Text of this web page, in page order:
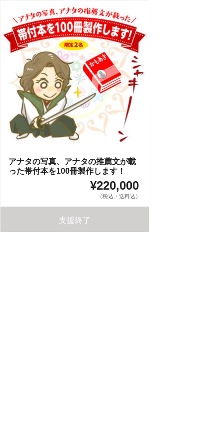
アナタの写真、アナタの推薦文が載
った帯付本を100冊製作します！
¥220,000
（税込・送料込）
支援終了